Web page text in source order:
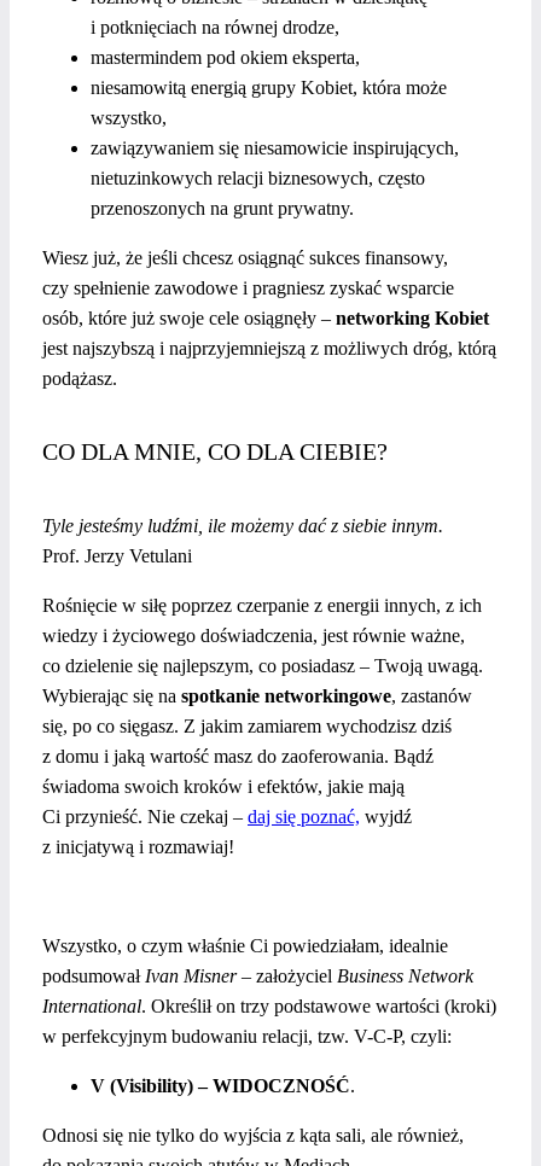
i potknięciach na równej drodze,
mastermindem pod okiem eksperta,
niesamowitą energią grupy Kobiet, która może
wszystko,
zawiązywaniem się niesamowicie inspirujących,
nietuzinkowych relacji biznesowych, często
przenoszonych na grunt prywatny.
Wiesz już, że jeśli chcesz osiągnąć sukces finansowy,
czy spełnienie zawodowe i pragniesz zyskać wsparcie
osób, które już swoje cele osiągnęły – networking Kobiet
jest najszybszą i najprzyjemniejszą z możliwych dróg, którą
podążasz.
CO DLA MNIE, CO DLA CIEBIE?
Tyle jesteśmy ludźmi, ile możemy dać z siebie innym.
Prof. Jerzy Vetulani
Rośnięcie w siłę poprzez czerpanie z energii innych, z ich
wiedzy i życiowego doświadczenia, jest równie ważne,
co dzielenie się najlepszym, co posiadasz – Twoją uwagą.
Wybierając się na spotkanie networkingowe, zastanów
się, po co sięgasz. Z jakim zamiarem wychodzisz dziś
z domu i jaką wartość masz do zaoferowania. Bądź
świadoma swoich kroków i efektów, jakie mają
Ci przynieść. Nie czekaj – daj się poznać, wyjdź
z inicjatywą i rozmawiaj!
Wszystko, o czym właśnie Ci powiedziałam, idealnie
podsumował Ivan Misner– założyciel Business Network
International. Określił on trzy podstawowe wartości (kroki)
w perfekcyjnym budowaniu relacji, tzw. V-C-P, czyli:
V (Visibility) – WIDOCZNOŚĆ.
Odnosi się nie tylko do wyjścia z kąta sali, ale również,